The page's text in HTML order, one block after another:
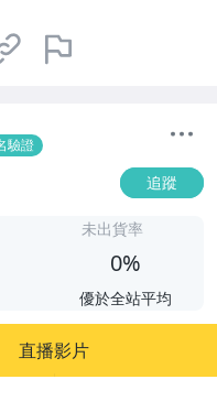
驗證
追蹤
未出貨率
0%
優於全站平均
直播影片